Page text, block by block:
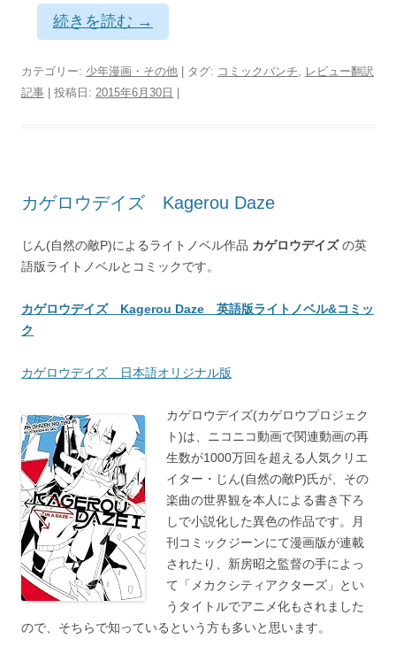
続きを読む →
カテゴリー: 少年漫画・その他 | タグ: コミックバンチ
レビュー翻訳
記事 | 投稿日: 2015年6月30日 |
カゲロウデイズ Kagerou Daze
じん(自然の敵P)によるライトノベル作品 カゲロウデイズの英
語版ライトノベルとコミックです。
カゲロウデイズ Kagerou Daze 英語版ライトノベル&コミッ
ク
カゲロウデイズ 日本語オリジナル版
カゲロウデイズ(カゲロウプロジェク
ト)は、ニコニコ動画で関連動画の再
生数が1000万回を超える人気クリエ
イター・じん(自然の敵P)氏が、その
楽曲の世界観を本人による書き下ろ
しで小説化した異色の作品です。月
刊コミックジーンにて漫画版が連載
されたり、新房昭之監督の手によっ
て「メカクシティアクターズ」とい
うタイトルでアニメ化もされました
ので、そちらで知っているという方も多いと思います。